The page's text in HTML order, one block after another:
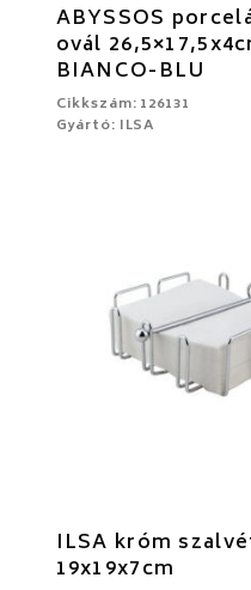
ABYSSOS
ovál
BIANCO-BLU
Cikkszám: 126131
Gyártó: ILSA
ILSA króm
19x19x7cm